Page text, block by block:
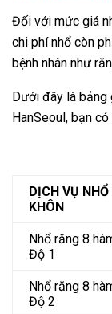
Đối với mức giá
chi phí nhổ còn
bệnh nhân như
Dưới đây là bảng
HanSeoul, bạn
DỊCH VỤ NHỔ
KHÔN
Nhổ răng 8
Độ 1
Nhổ răng 8
Độ 2